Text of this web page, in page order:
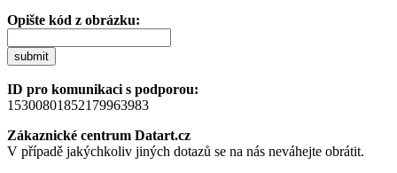
Opište kód z obrázku:
submit
ID pro komunikaci s podporou:
15300801852179963983
Zákaznické centrum Datart.cz
V případě jakýchkoliv jiných dotazů se na nás neváhejte obrátit.